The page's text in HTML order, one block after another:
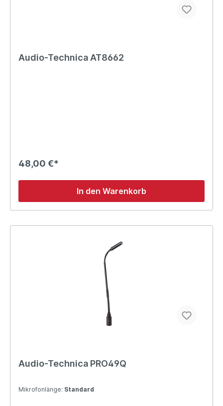
Audio-Technica AT8662
48,00 €*
In den Warenkorb
Audio-Technica PRO49Q
Mikrofonlänge: Standard